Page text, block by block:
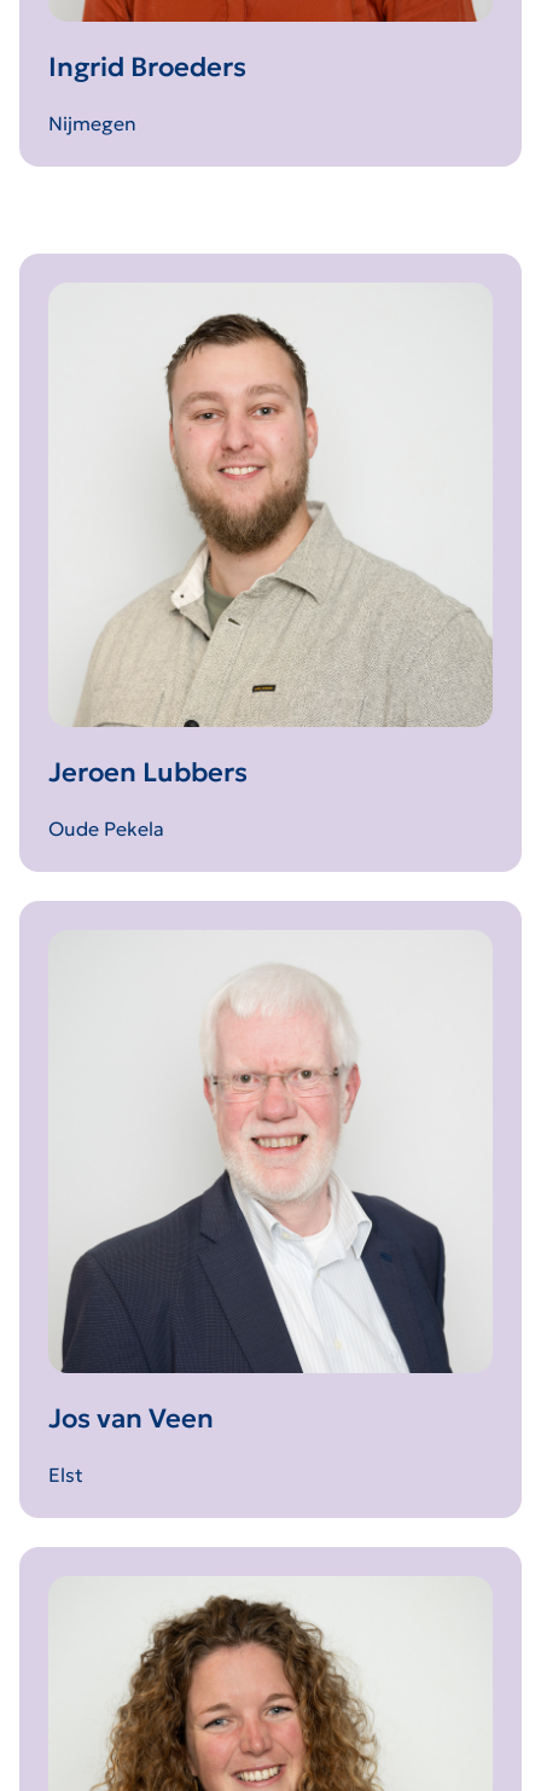
Ingrid Broeders
Nijmegen
Jeroen Lubbers
Oude Pekela
Jos van Veen
Elst